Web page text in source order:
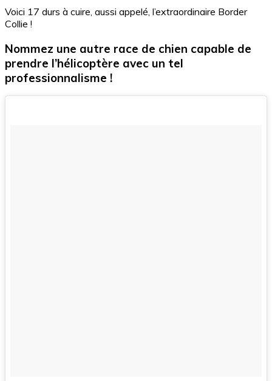
Voici 17 durs à cuire, aussi appelé, l’extraordinaire Border
Collie !
Nommez une autre race de chien capable de
prendre l’hélicoptère avec un tel
professionnalisme !